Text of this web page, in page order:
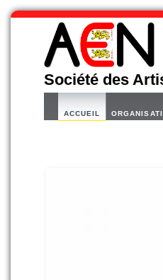
Société des
ACCUEIL